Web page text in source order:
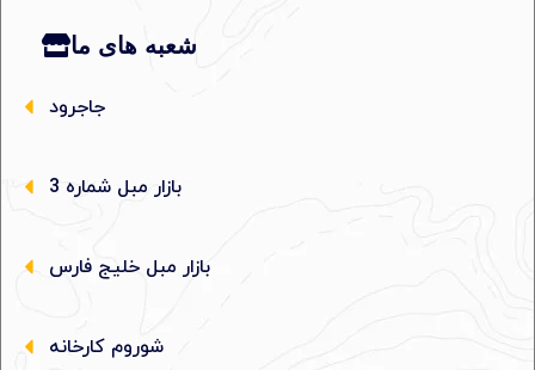
شعبه های ما
جاجرود
بازار مبل شماره 3
بازار مبل خلیج فارس
شوروم کارخانه